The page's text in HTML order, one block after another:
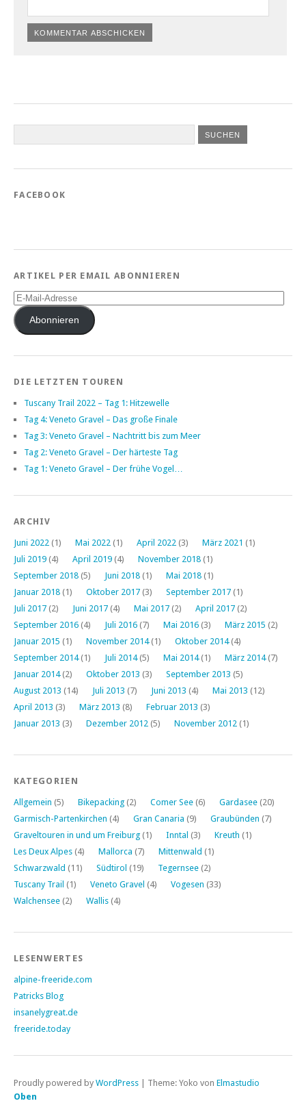
FACEBOOK
ARTIKEL PER EMAIL ABONNIEREN
E-
Mail-
AdresseAbonnieren
DIE LETZTEN TOUREN
Tuscany Trail 2022 – Tag 1: Hitzewelle
Tag 4: Veneto Gravel – Das große Finale
Tag 3: Veneto Gravel – Nachtritt bis zum Meer
Tag 2: Veneto Gravel – Der härteste Tag
Tag 1: Veneto Gravel – Der frühe Vogel…
ARCHIV
Juni 2022 (1) Mai 2022 (1) April 2022 (3) März 2021 (1)
Juli 2019 (4) April 2019 (4) November 2018 (1)
September 2018 (5) Juni 2018 (1) Mai 2018 (1)
Januar 2018 (1) Oktober 2017 (3) September 2017 (1)
Juli 2017 (2) Juni 2017 (4) Mai 2017 (2) April 2017 (2)
September 2016 (4) Juli 2016 (7) Mai 2016 (3) März 2015 (2)
Januar 2015 (1) November 2014(1) Oktober 2014(4)
September 2014(1) Juli 2014(5) Mai 2014(1) März 2014(7)
Januar 2014(2) Oktober 2013 (3) September 2013 (5)
August 2013 (14) Juli 2013 (7) Juni 2013 (4) Mai 2013 (12)
April 2013 (3) März 2013 (8) Februar 2013 (3)
Januar 2013 (3) Dezember 2012 (5) November 2012 (1)
KATEGORIEN
Allgemein (5) Bikepacking (2) Comer See (6) Gardasee (20)
Garmisch-Partenkirchen (4) Gran Canaria (9) Graubünden (7)
Graveltouren in und um Freiburg (1) Inntal (3) Kreuth (1)
Les Deux Alpes (4) Mallorca (7) Mittenwald (1)
Schwarzwald (11) Südtirol (19) Tegernsee (2)
Tuscany Trail (1) Veneto Gravel (4) Vogesen (33)
Walchensee (2) Wallis (4)
LESENWERTES
alpine-freeride.com
Patricks Blog
insanelygreat.de
freeride.today
Proudly powered by WordPress Theme: Yoko von Elmastudio
Oben